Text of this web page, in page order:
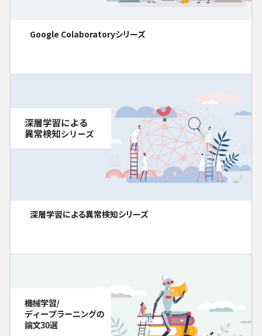
Google Colaboratoryシリーズ
深層学習による異常検知シリーズ